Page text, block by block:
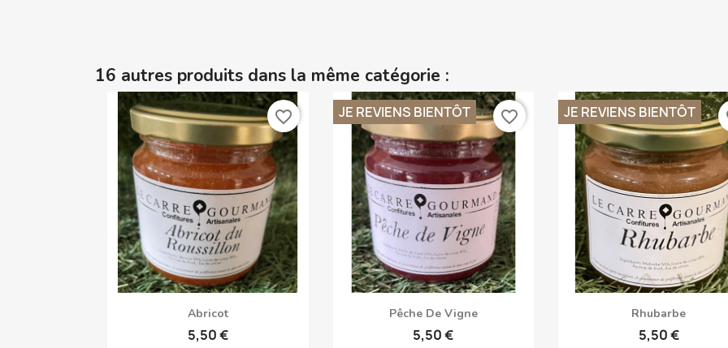
16 autres produits dans la même catégorie :
Aperçu rapide
Abricot
5,50 €
favorite_border
Aperçu rapide
Pêche De Vigne
5,50 €
JE REVIENS BIENTÔT favorite_border
Aperçu rapide
Rhubarbe
5,50 €
JE REVIENS BIENTÔT